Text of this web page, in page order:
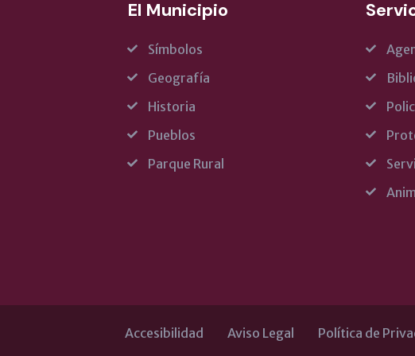
El Municipio
Símbolos
Geografía
Historia
Pueblos
Parque Rural
Accesibilidad Aviso Legal Política de